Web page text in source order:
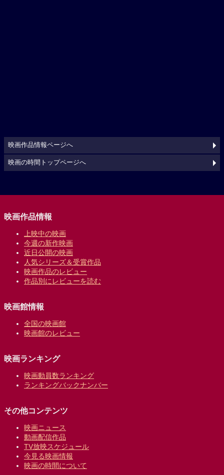
映画作品情報ページへ
映画の時間トップページへ
映画作品情報
上映中の映画
今週の新作映画
近日公開の映画
人気シリーズ＆受賞作品
映画作品のレビュー
作品別にレビューを読む
映画館情報
全国の映画館
映画館のレビュー
映画ランキング
映画動員数ランキング
ランキングバックナンバー
その他コンテンツ
映画ニュース
動画配信作品
TV放映スケジュール
今見る映画情報
映画の時間について